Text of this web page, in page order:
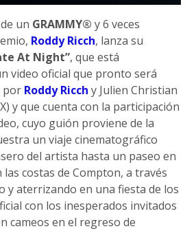
un GRAMMY® y 6 veces
Roddy Ricch, lanza su
At Night”, que está
video oficial que pronto será
por Roddy Ricch y Julien Christian
y que cuenta con la participación
cuyo guión proviene de la
un viaje cinematográfico
del artista hasta un paseo en
costas de Compton, a través
y aterrizando en una fiesta de los
con los inesperados invitados
cameos en el regreso de